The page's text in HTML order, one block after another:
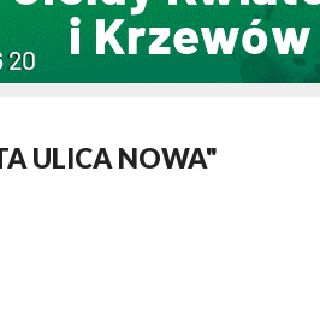
ULICA NOWA"